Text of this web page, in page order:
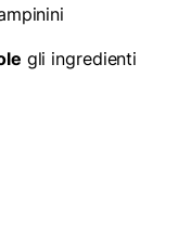
gli ingredienti